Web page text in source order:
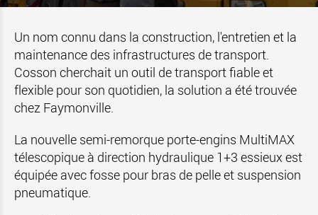
Un nom connu dans la construction, l'entretien et la
maintenance des infrastructures de transport.
Cosson cherchait un outil de transport fiable et
flexible pour son quotidien, la solution a été trouvée
chez Faymonville.
La nouvelle semi-remorque porte-engins MultiMAX
télescopique à direction hydraulique 1+3 essieux est
équipée avec fosse pour bras de pelle et suspension
pneumatique.